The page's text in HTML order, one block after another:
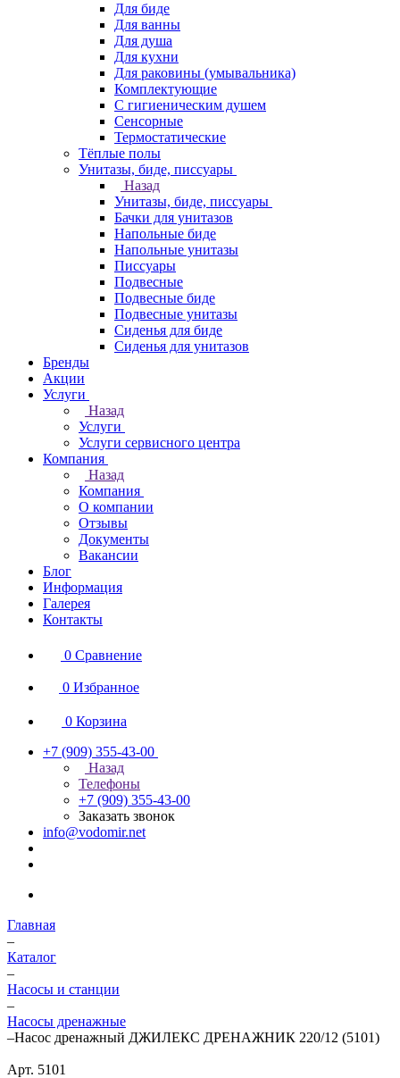
Для биде
Для ванны
Для душа
Для кухни
Для раковины (умывальника)
Комплектующие
С гигиеническим душем
Сенсорные
Термостатические
Тёплые полы
Унитазы, биде, писсуары
Назад
Унитазы, биде, писсуары
Бачки для унитазов
Напольные биде
Напольные унитазы
Писсуары
Подвесные
Подвесные биде
Подвесные унитазы
Сиденья для биде
Сиденья для унитазов
Бренды
Акции
Услуги
Назад
Услуги
Услуги сервисного центра
Компания
Назад
Компания
О компании
Отзывы
Документы
Вакансии
Блог
Информация
Галерея
Контакты
0 Сравнение
0 Избранное
0 Корзина
+7 (909) 355-43-00
Назад
Телефоны
+7 (909) 355-43-00
Заказать звонок
info@vodomir.net
Главная
–
Каталог
–
Насосы и станции
–
Насосы дренажные
–Насос дренажный ДЖИЛЕКС ДРЕНАЖНИК 220/12 (5101)
Арт. 5101